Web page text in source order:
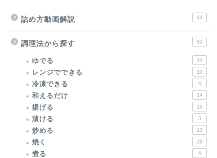
詰め方動画解説 44
調理法から探す 90
ゆでる 14
レンジでできる 10
冷凍できる 4
和えるだけ 14
揚げる 15
漬ける 3
炒める 13
焼く 26
煮る 4